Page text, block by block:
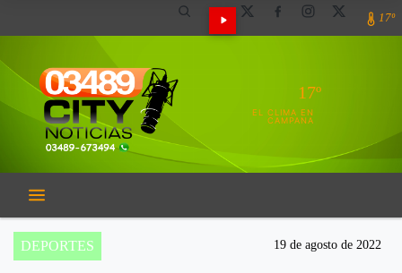
17º
17º
EL CLIMA EN
CAMPANA
DEPORTES 19 de agosto de 2022